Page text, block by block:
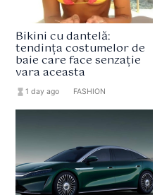
Bikini cu dantelă:
tendința costumelor de
baie care face senzație
vara aceasta
hourglass_full1 day ago FASHION